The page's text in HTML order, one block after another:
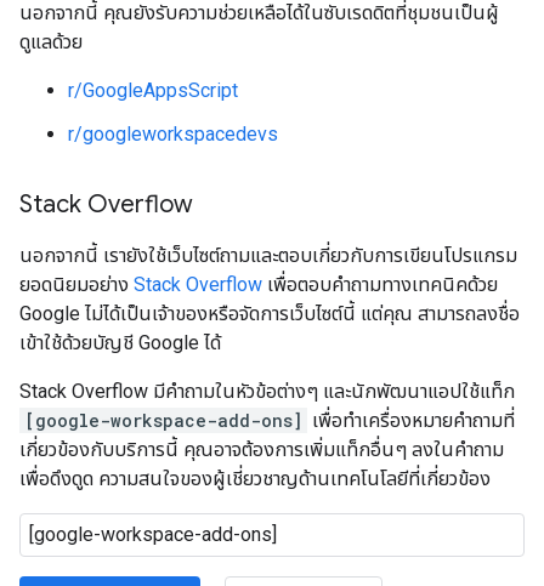
นอกจากนี้ คุณยังรับความช่วยเหลือได้ในซับเรดดิตที่ชุมชนเป็นผู้
ดูแลด้วย
r/GoogleAppsScript
r/googleworkspacedevs
Stack Overflow
นอกจากนี้ เรายังใช้เว็บไซต์ถามและตอบเกี่ยวกับการเขียนโปรแกรม
ยอดนิยมอย่าง Stack Overflow เพื่อตอบคำถามทางเทคนิคด้วย
Google ไม่ได้เป็นเจ้าของหรือจัดการเว็บไซต์นี้ แต่คุณ สามารถลงชื่อ
เข้าใช้ด้วยบัญชี Google ได้
Stack Overflow มีคำถามในหัวข้อต่างๆ และนักพัฒนาแอปใช้แท็ก
[google-workspace-add-ons] เพื่อทำเครื่องหมายคำถามที่
เกี่ยวข้องกับบริการนี้ คุณอาจต้องการเพิ่มแท็กอื่นๆ ลงในคำถาม
เพื่อดึงดูด ความสนใจของผู้เชี่ยวชาญด้านเทคโนโลยีที่เกี่ยวข้อง